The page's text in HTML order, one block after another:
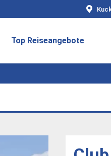
Top Reiseangebote